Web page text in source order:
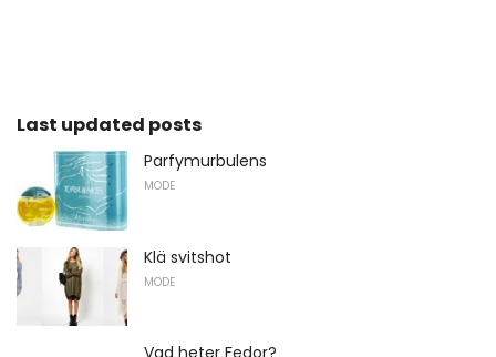
Last updated posts
Parfymurbulens
MODE
Klä svitshot
MODE